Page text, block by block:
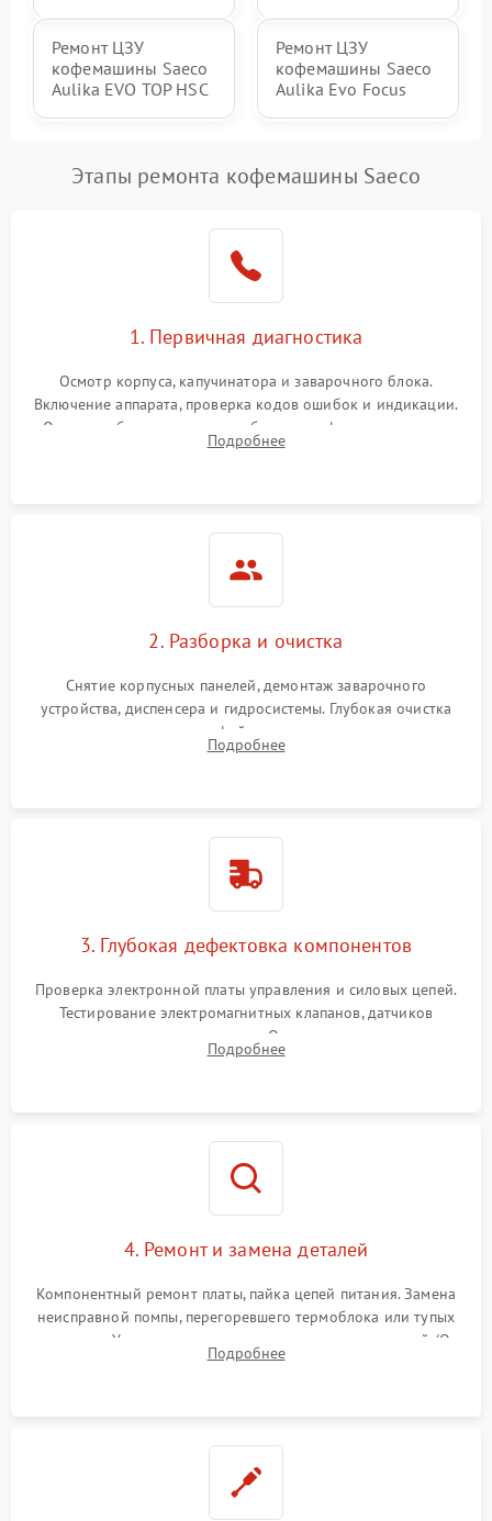
Ремонт ЦЗУ
кофемашины Saeco
Aulika EVO TOP HSC
Ремонт ЦЗУ
кофемашины Saeco
Aulika Evo Focus
Этапы ремонта кофемашины Saeco
1. Первичная диагностика
Осмотр корпуса, капучинатора и заварочного блока.
Включение аппарата, проверка кодов ошибок и индикации.
Оценка работы помпы, термоблока и кофемолки на слух.
Измерение температуры и давления воды для выявления
Подробнее
2. Разборка и очистка
Снятие корпусных панелей, демонтаж заварочного
устройства, диспенсера и гидросистемы. Глубокая очистка
внутренних узлов от кофейных масел, жмыха и накипи.
Промывка дренажных каналов и фильтров с использованием
Подробнее
3. Глубокая дефектовка компонентов
Проверка электронной платы управления и силовых цепей.
Тестирование электромагнитных клапанов, датчиков
температуры и расходомера. Оценка степени износа
жерновов кофемолки, уплотнительных колец гидросистемы
Подробнее
4. Ремонт и замена деталей
Компонентный ремонт платы, пайка цепей питания. Замена
неисправной помпы, перегоревшего термоблока или тупых
жерновов. Установка новых силиконовых уплотнителей (O-
ring) и тефлоновых трубок для надежного устранения
Подробнее